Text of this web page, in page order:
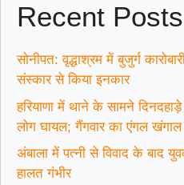
Recent Posts
सोनीपत: वृद्धाश्रम में बुजुर्ग
संस्कार से किया इनकार
हरियाणा में थाने के सामने
लोग घायल; गैंगवार का एंगल खंगाल
अंबाला में पत्नी से विवाद के
हालत गंभीर